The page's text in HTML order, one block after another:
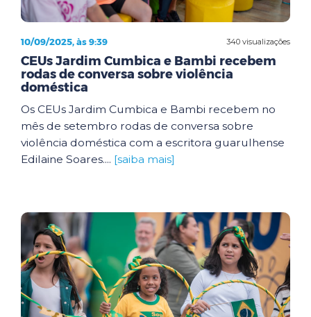
340 visualizações
10/09/2025, às 9:39
CEUs Jardim Cumbica e Bambi recebem
rodas de conversa sobre violência
doméstica
Os CEUs Jardim Cumbica e Bambi recebem no
mês de setembro rodas de conversa sobre
violência doméstica com a escritora guarulhense
Edilaine Soares.... [saiba mais]